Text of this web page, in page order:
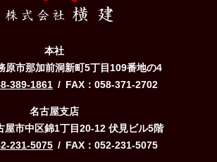
会社横建
本社
原市那加前洞新町5丁目109番地の4
389-1861 FAX 058-371-2702
名古屋支店
屋市中区錦1丁目20-12 伏見ビル5階
231-5075 FAX 052-231-5075